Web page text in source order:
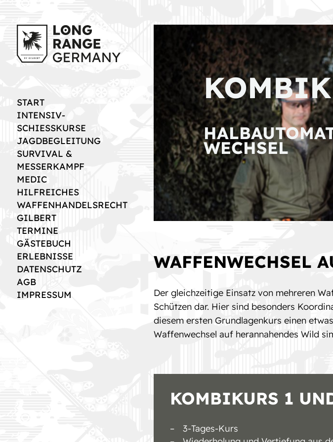
START
INTENSIV-
SCHIESSKURSE
JAGDBEGLEITUNG
SURVIVAL &
MESSERKAMPF
MEDIC
HILFREICHES
WAFFENHANDELSRECHT
GILBERT
TERMINE
GÄSTEBUCH
ERLEBNISSE
DATENSCHUTZ
AGB
IMPRESSUM
WECHSEL
WAFFENWECHSEL
Der gleichzeitige Einsatz von mehreren
Schützen dar. Hier sind besonders
diesem ersten Grundlagenkurs einen
Waffenwechsel auf herannahendes Wild
KOMBIKURS 1
3-Tages-Kurs